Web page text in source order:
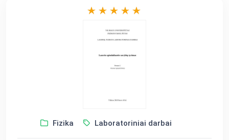
Fizika Laboratoriniai darbai